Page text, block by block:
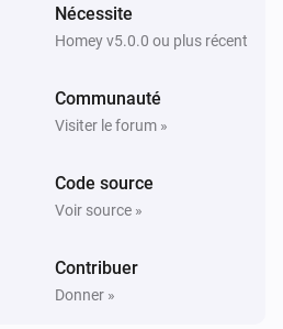
Light
Light
Nécessite
Homey v5.0.0 ou plus récent
Communauté
Visiter le forum »
Code source
Voir source »
Contribuer
Donner »